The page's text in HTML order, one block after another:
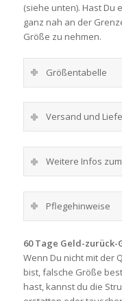
(siehe unten). Hast Du
ganz nah an der
Größe zu nehmen.
Größentabelle
Versand und
Weitere Infos
Pflegehinweise
60 Tage Geld-zurück-
Wenn Du nicht mit der
bist, falsche Größe
hast, kannst du die